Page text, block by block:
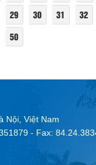
29 30 31 32
50
Nội, Việt Nam
- Fax: